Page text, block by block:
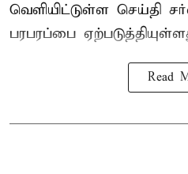
வெளியிட்டுள்ள செய்தி
பரபரப்பை
Read